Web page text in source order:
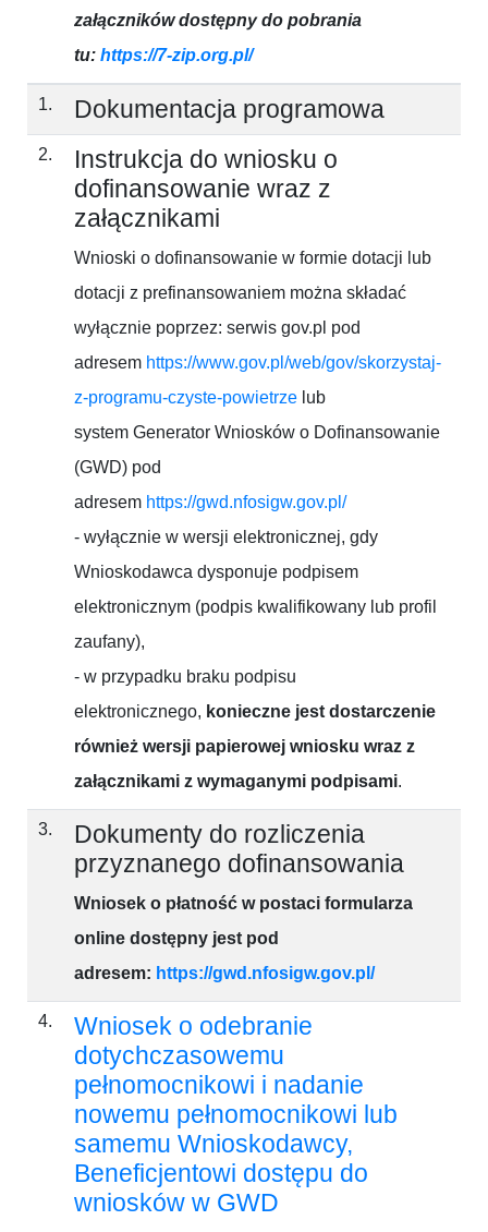
załączników dostępny do pobrania
tu: https://7-zip.org.pl/
1. Dokumentacja programowa
2.
Instrukcja do wniosku o
dofinansowanie wraz z
załącznikami
Wnioski o dofinansowanie w formie dotacji lub
dotacji z prefinansowaniem można składać
wyłącznie poprzez: serwis gov.pl pod
adresem https://www.gov.pl/web/gov/skorzystaj-
z-programu-czyste-powietrzelub
system Generator Wniosków o Dofinansowanie
(GWD) pod
adresem https://gwd.nfosigw.gov.pl/
- wyłącznie w wersji elektronicznej, gdy
Wnioskodawca dysponuje podpisem
elektronicznym (podpis kwalifikowany lub profil
zaufany),
- w przypadku braku podpisu
elektronicznego, konieczne jest dostarczenie
również wersji papierowej wniosku wraz z
załącznikami z wymaganymi podpisami.
3.
Dokumenty do rozliczenia
przyznanego dofinansowania
Wniosek o płatność w postaciformularza
online dostępny jest pod
adresem: https://gwd.nfosigw.gov.pl/
4.
Wniosek o odebranie
dotychczasowemu
pełnomocnikowi i nadanie
nowemu pełnomocnikowi lub
samemu Wnioskodawcy,
Beneficjentowi dostępu do
wniosków w GWD